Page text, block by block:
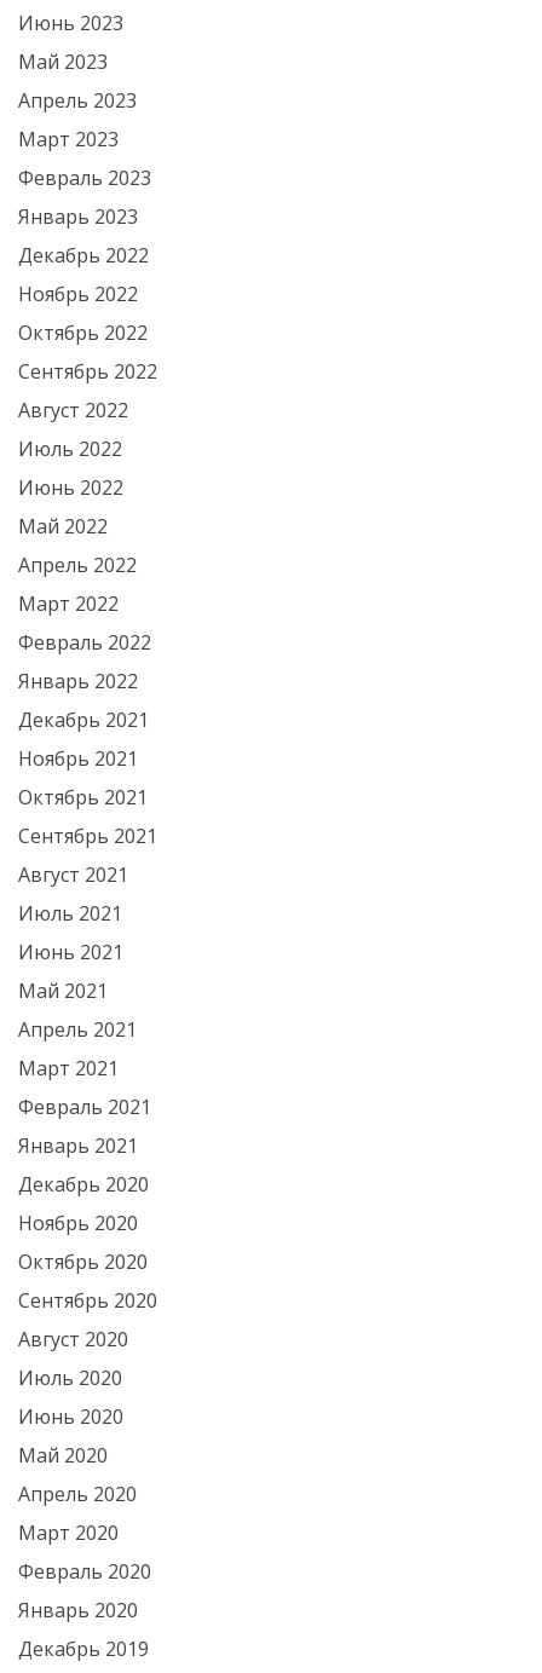
Июнь 2023
Май 2023
Апрель 2023
Март 2023
Февраль 2023
Январь 2023
Декабрь 2022
Ноябрь 2022
Октябрь 2022
Сентябрь 2022
Август 2022
Июль 2022
Июнь 2022
Май 2022
Апрель 2022
Март 2022
Февраль 2022
Январь 2022
Декабрь 2021
Ноябрь 2021
Октябрь 2021
Сентябрь 2021
Август 2021
Июль 2021
Июнь 2021
Май 2021
Апрель 2021
Март 2021
Февраль 2021
Январь 2021
Декабрь 2020
Ноябрь 2020
Октябрь 2020
Сентябрь 2020
Август 2020
Июль 2020
Июнь 2020
Май 2020
Апрель 2020
Март 2020
Февраль 2020
Январь 2020
Декабрь 2019